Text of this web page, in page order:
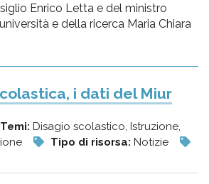
Enrico Letta e del ministro
e della ricerca Maria Chiara
i dati del Miur
Temi: Disagio scolastico, Istruzione,
Tipo di risorsa: Notizie